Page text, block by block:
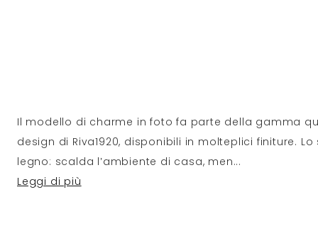
Il modello di charme in foto fa parte della gamma
design di Riva1920, disponibili in molteplici finiture. Lo
legno: scalda l’ambiente di casa, men...
Leggi di più